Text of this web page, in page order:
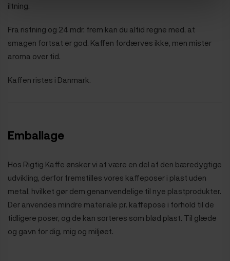
iltning.
Fra ristning og 24 mdr. frem kan du altid regne med, at
smagen fortsat er god. Kaffen fordærves ikke, men mister
aroma over tid.
Kaffen ristes i Danmark.
Emballage
Hos Rigtig Kaffe ønsker vi at være en del af den bæredygtige
udvikling, derfor fremstilles vores kaffeposer i plast uden
metal, hvilket gør dem genanvendelige til nye plastprodukter.
Der anvendes mindre materiale pr. kaffepose i forhold til de
tidligere poser, og de kan sorteres som blød plast. Til glæde
og gavn for dig, mig og miljøet.